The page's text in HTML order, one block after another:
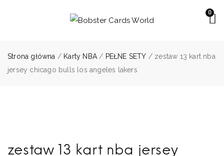
0
Strona główna / Karty NBA / PEŁNE SETY / zestaw 13 kart nba
jersey chicago bulls los angeles lakers
zestaw 13 kart nba jersey